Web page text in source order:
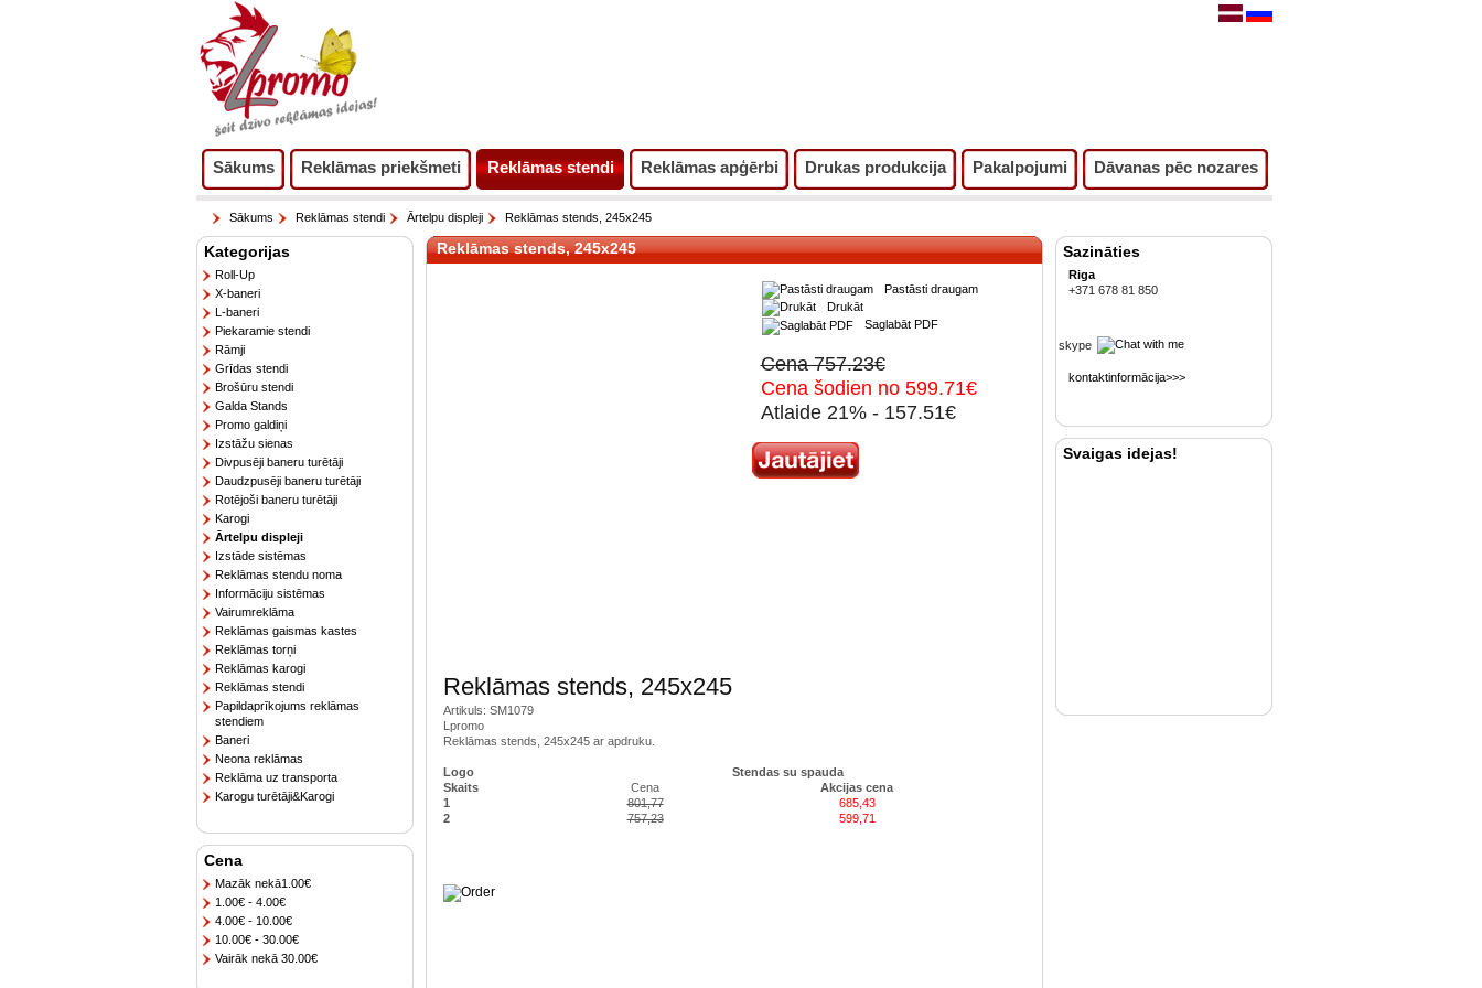
Sākums Reklāmas priekšmeti Reklāmas stendi Reklāmas apģērbi Drukas produkcija Pakalpojumi Dāvanas pēc nozares
Sākums Reklāmas stendi Ārtelpu displeji Reklāmas stends, 245x245
Kategorijas
Roll-Up
X-baneri
L-baneri
Piekaramie stendi
Rāmji
Grīdas stendi
Brošūru stendi
Galda Stands
Promo galdiņi
Izstāžu sienas
Divpusēji baneru turētāji
Daudzpusēji baneru turētāji
Rotējoši baneru turētāji
Karogi
Ārtelpu displeji
Izstāde sistēmas
Reklāmas stendu noma
Informāciju sistēmas
Vairumreklāma
Reklāmas gaismas kastes
Reklāmas torņi
Reklāmas karogi
Reklāmas stendi
Papildaprīkojums reklāmas
stendiem
Baneri
Neona reklāmas
Reklāma uz transporta
Karogu turētāji&Karogi
Cena
Mazāk nekā1.00€
1.00€ - 4.00€
4.00€ - 10.00€
10.00€ - 30.00€
Vairāk nekā 30.00€
Reklāmas stends, 245x245
Pastāsti draugam
Drukāt
Saglabāt PDF
Cena 757.23€
Cena šodien no 599.71€
Atlaide 21% - 157.51€
Reklāmas stends, 245x245
Artikuls: SM1079
Lpromo
Reklāmas stends, 245x245 ar apdruku.
Logo
Stendas su spauda
Skaits
Cena
Akcijas cena
1
801,77
685,43
2
757,23 599,71
Sazināties
Riga
+371 678 81 850
skype
kontaktinformācija>>>
Svaigas idejas!